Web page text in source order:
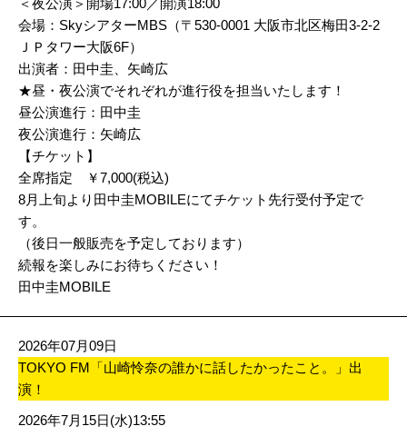
＜夜公演＞開場17:00／開演18:00
会場：SkyシアターMBS（〒530-0001 大阪市北区梅田3-2-2
ＪＰタワー大阪6F）
出演者：田中圭、矢崎広
★昼・夜公演でそれぞれが進行役を担当いたします！
昼公演進行：田中圭
夜公演進行：矢崎広
【チケット】
全席指定 ￥7,000(税込)
8月上旬より田中圭MOBILEにてチケット先行受付予定で
す。
（後日一般販売を予定しております）
続報を楽しみにお待ちください！
田中圭MOBILE
2026年07月09日
TOKYO FM「山崎怜奈の誰かに話したかったこと。」出
演！
2026年7月15日(水)13:55